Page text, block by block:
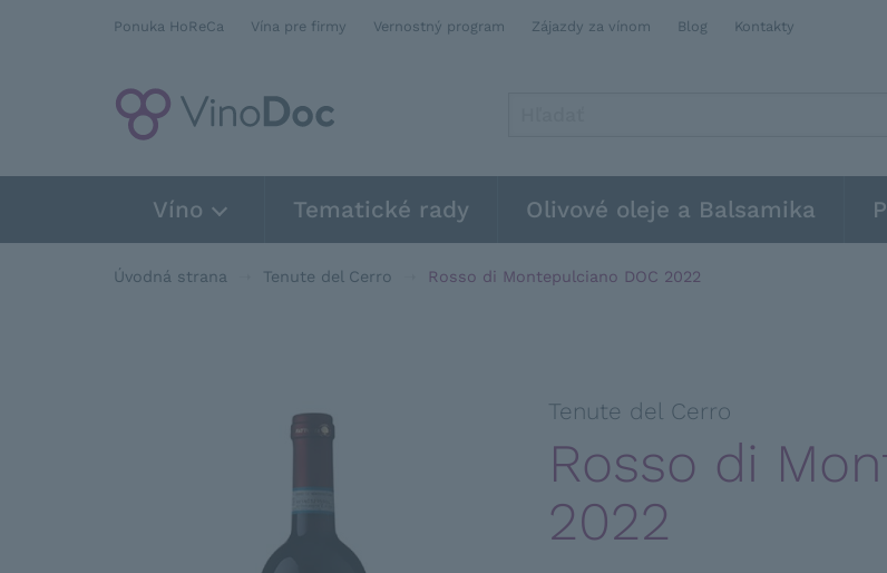
Ponuka HoReCa Vína pre firmy Vernostný program Zájazdy za vínom Blog Kontakty
Víno Tematické rady Olivové oleje a Balsamika
Úvodná strana Tenute del Cerro Rosso di Montepulciano DOC 2022
Tenute del Cerro
Rosso di
2022